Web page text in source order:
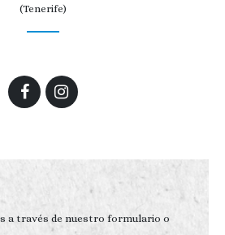
(Tenerife)
a través de nuestro formulario o